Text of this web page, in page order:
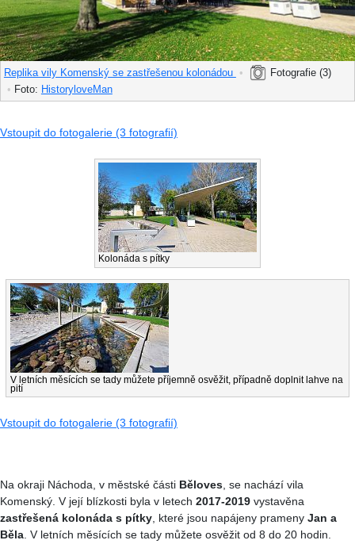
Replika vily Komenský se zastřešenou kolonádou •
Fotografie (3)
• Foto: HistoryloveMan
Vstoupit do fotogalerie (3 fotografií)
Kolonáda s pítky
V letních měsících se tady můžete příjemně osvěžit, případně doplnit lahve na
pití
Vstoupit do fotogalerie (3 fotografií)
Na okraji Náchoda, v městské části Běloves, se nachází vila
Komenský. V její blízkosti byla v letech 2017-2019 vystavěna
zastřešená kolonáda s pítky, které jsou napájeny prameny Jan a
Běla. V letních měsících se tady můžete osvěžit od 8 do 20 hodin.